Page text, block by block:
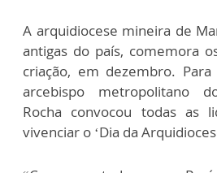
A arquidiocese mineira de
antigas do país, comemora
criação, em dezembro.
arcebispo metropolitano
Rocha convocou todas as
vivenciar o ‘Dia da